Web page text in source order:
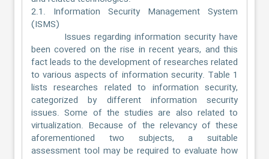
2.1. Information Security Management System
(ISMS)
Issues regarding information security have
been covered on the rise in recent years, and this
fact leads to the development of researches related
to various aspects of information security. Table 1
lists researches related to information security,
categorized by different information security
issues. Some of the studies are also related to
virtualization. Because of the relevancy of these
aforementioned two subjects, a suitable
assessment tool may be required to evaluate how